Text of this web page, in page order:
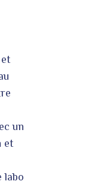
et
un
et
labo